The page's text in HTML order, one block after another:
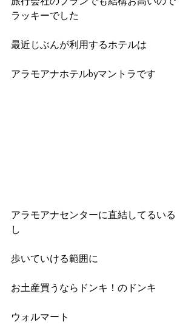
ラッキーでした
最近じぶんが利用するホテルは
アラモアナホテルbyマントラです
アラモアナセンターに直結してるいる
し
歩いていける範囲に
お土産買うならドンキ！のドンキ
ウォルマート